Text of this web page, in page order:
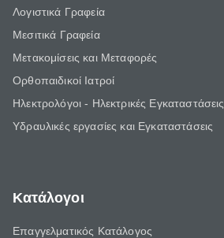
Λογιστικά Γραφεία
Μεσιτικά Γραφεία
Μετακομίσεις και Μεταφορές
Ορθοπαιδικοί Ιατροί
Ηλεκτρολόγοι - Ηλεκτρικές Εγκαταστάσεις
Υδραυλικές εργασίες και Εγκαταστάσεις
Κατάλογοι
Επαγγελματικός Κατάλογος